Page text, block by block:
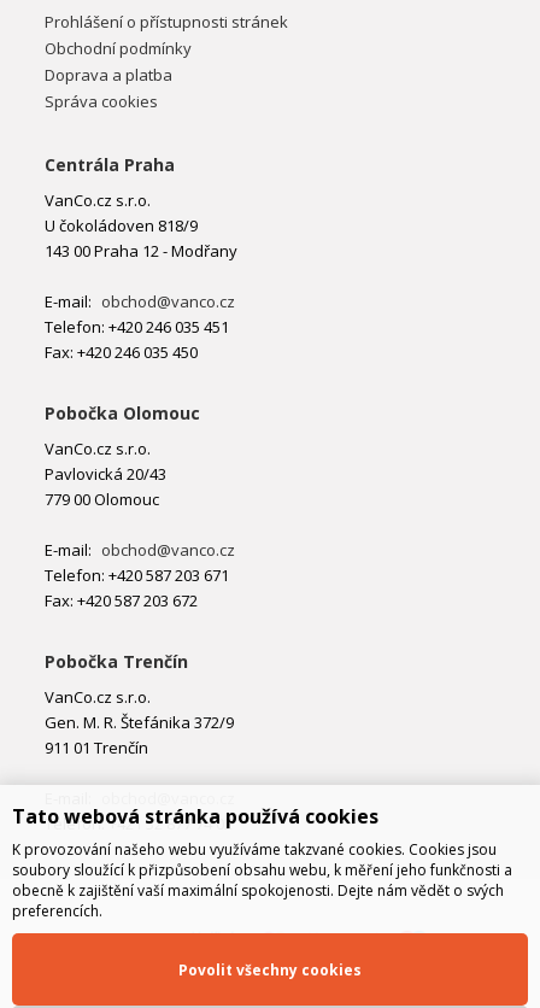
Prohlášení o přístupnosti stránek
Obchodní podmínky
Doprava a platba
Správa cookies
Centrála Praha
VanCo.cz s.r.o.
U čokoládoven 818/9
143 00 Praha 12 - Modřany
E-mail: obchod@vanco.cz
Telefon: +420 246 035 451
Fax: +420 246 035 450
Pobočka Olomouc
VanCo.cz s.r.o.
Pavlovická 20/43
779 00 Olomouc
E-mail: obchod@vanco.cz
Telefon: +420 587 203 671
Fax: +420 587 203 672
Pobočka Trenčín
VanCo.cz s.r.o.
Gen. M. R. Štefánika 372/9
911 01 Trenčín
Telefon: +421 32 877 74 02
Tato webová stránka používá cookies
K provozování našeho webu využíváme takzvané cookies. Cookies jsou
soubory sloužící k přizpůsobení obsahu webu, k měření jeho funkčnosti a
obecně k zajištění vaší maximální spokojenosti. Dejte nám vědět o svých
preferencích.
Povolit všechny cookies